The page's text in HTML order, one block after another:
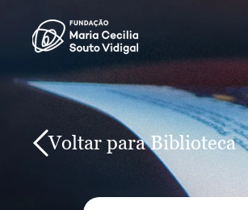
Voltar para Biblioteca